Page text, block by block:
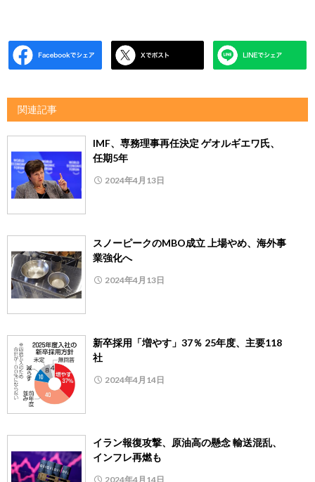
関連記事
IMF、専務理事再任決定 ゲオルギエワ氏、
任期5年
2024年4月13日
スノーピークのMBO成立 上場やめ、海外事
業強化へ
2024年4月13日
新卒採用「増やす」37％ 25年度、主要118
社
2024年4月14日
イラン報復攻撃、原油高の懸念 輸送混乱、
インフレ再燃も
2024年4月14日